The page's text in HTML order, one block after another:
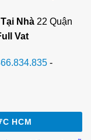
Tại Nhà22 Quận
Vat
-
HCM